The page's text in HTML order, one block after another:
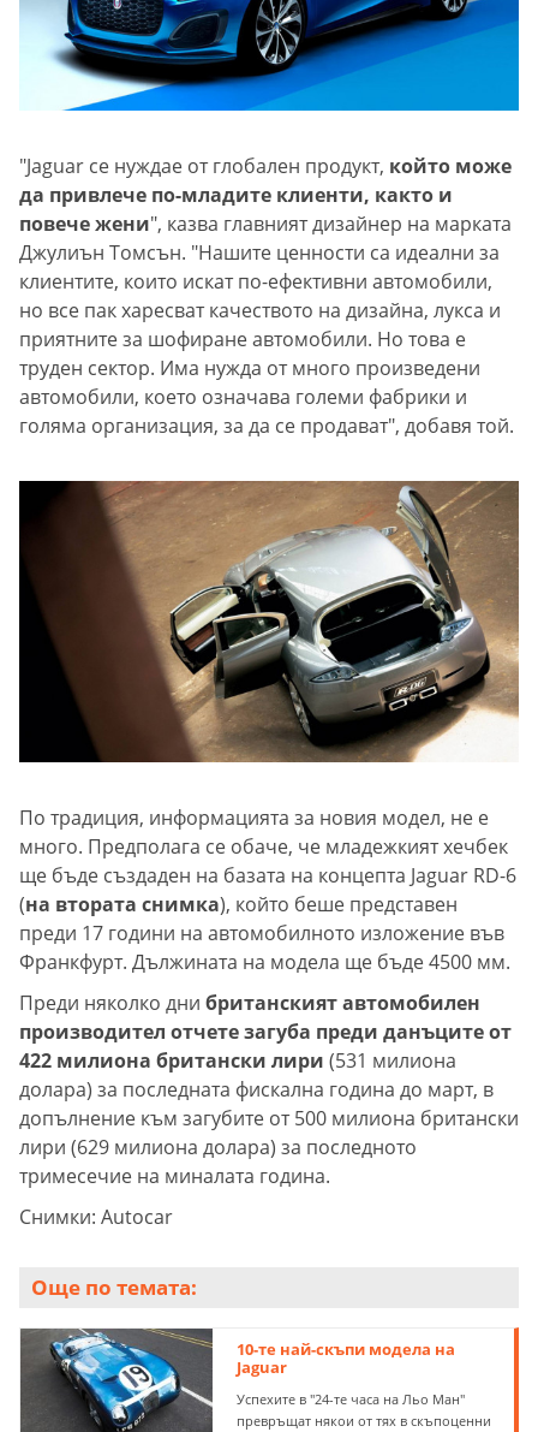
"Jaguar се нуждае от глобален продукт, който може
да привлече по-младите клиенти, както и
повече жени", казва главният дизайнер на марката
Джулиън Томсън. "Нашите ценности са идеални за
клиентите, които искат по-ефективни автомобили,
но все пак харесват качеството на дизайна, лукса и
приятните за шофиране автомобили. Но това е
труден сектор. Има нужда от много произведени
автомобили, което означава големи фабрики и
голяма организация, за да се продават", добавя той.
По традиция, информацията за новия модел, не е
много. Предполага се обаче, че младежкият хечбек
ще бъде създаден на базата на концепта Jaguar RD-6
(на втората снимка), който беше представен
преди 17 години на автомобилното изложение във
Франкфурт. Дължината на модела ще бъде 4500 мм.
Преди няколко дни британският автомобилен
производител отчете загуба преди данъците от
422 милиона британски лири (531 милиона
долара) за последната фискална година до март, в
допълнение към загубите от 500 милиона британски
лири (629 милиона долара) за последното
тримесечие на миналата година.
Снимки: Autocar
Още по темата:
10-те най-скъпи модела на
Jaguar
Успехите в "24-те часа на Льо Ман"
превръщат някои от тях в скъпоценни